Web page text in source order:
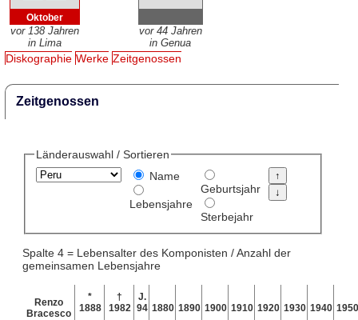
Oktober
vor 138 Jahren
in Lima
vor 44 Jahren
in Genua
Diskographie Werke Zeitgenossen
Zeitgenossen
Länderauswahl / Sortieren
Name
Lebensjahre
Geburtsjahr
Sterbejahr
Spalte 4 = Lebensalter des Komponisten / Anzahl der
gemeinsamen Lebensjahre
Renzo
Bracesco
*
1888
†
1982
J.
94 1880 1890 1900 1910 1920 1930 1940 1950